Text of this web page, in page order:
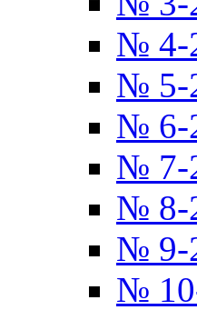
№ 4-
№ 5-
№ 6-
№ 7-
№ 8-
№ 9-
№